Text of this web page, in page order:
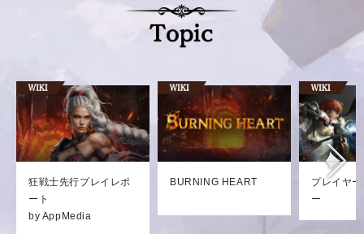
狂戦士先行プレイレポ
ート
by AppMedia
BURNING HEART
プレイヤ
ー